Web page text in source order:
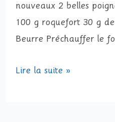
nouveaux 2 belles
100 g roquefort 30 g de
Beurre Préchauffer le
Lire la suite »